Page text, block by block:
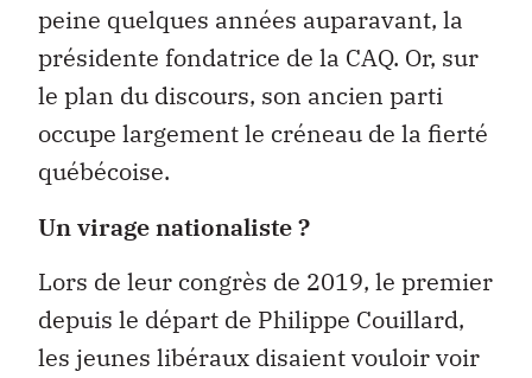
peine quelques années auparavant, la
présidente fondatrice de la CAQ. Or, sur
le plan du discours, son ancien parti
occupe largement le créneau de la fierté
québécoise.
Un virage nationaliste ?
Lors de leur congrès de 2019, le premier
depuis le départ de Philippe Couillard,
les jeunes libéraux disaient vouloir voir